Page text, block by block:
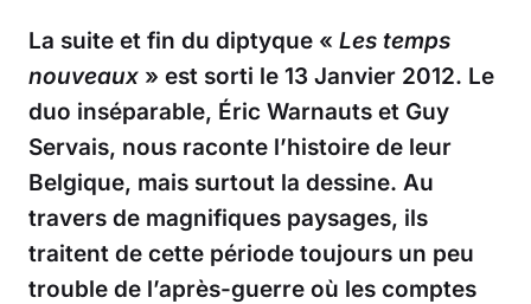
La suite et fin du diptyque « Les temps
nouveaux » est sorti le 13 Janvier 2012. Le
duo inséparable, Éric Warnauts et Guy
Servais, nous raconte l’histoire de leur
Belgique, mais surtout la dessine. Au
travers de magnifiques paysages, ils
traitent de cette période toujours un peu
trouble de l’après-guerre où les comptes